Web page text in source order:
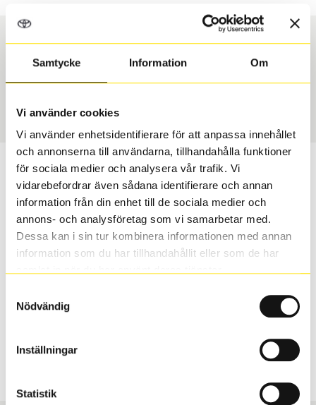
Samtycke Information Om
Vi använder cookies
Vi använder enhetsidentifierare för att anpassa innehållet
och annonserna till användarna, tillhandahålla funktioner
för sociala medier och analysera vår trafik. Vi
vidarebefordrar även sådana identifierare och annan
information från din enhet till de sociala medier och
annons- och analysföretag som vi samarbetar med.
Dessa kan i sin tur kombinera informationen med annan
information som du har tillhandahållit eller som de har
Nödvändig
Inställningar
Statistik
Däcktyp Däckstorlek
120314
Passar detta däck min bil?
Ange registreringsnummer för att se om det däck du
valt passar din bilmodell. Om du köper däck som skall
sättas på dina befintliga fälgar, se till att kolla en extra
gång så att däck och fälg har samma dimensioner.
Ibland kan fälgen ha bytts ut under årens lopp och
fabrik.
S Sök